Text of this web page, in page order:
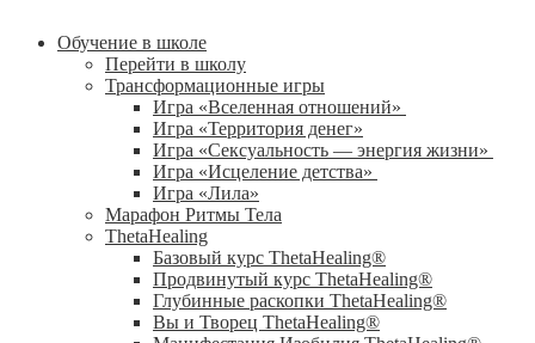
Обучение в школе
Перейти в школу
Трансформационные игры
Игра «Вселенная отношений»
Игра «Территория денег»
Игра «Сексуальность — энергия жизни»
Игра «Исцеление детства»
Игра «Лила»
Марафон Ритмы Тела
ThetaHealing
Базовый курс ThetaHealing®
Продвинутый курс ThetaHealing®
Глубинные раскопки ThetaHealing®
Вы и Творец ThetaHealing®